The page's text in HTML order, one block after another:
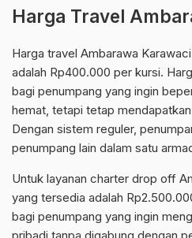
Harga Travel
Harga travel Ambarawa
adalah Rp400.000 per kursi.
bagi penumpang yang ingin
hemat, tetapi tetap
Dengan sistem reguler,
penumpang lain dalam satu
Untuk layanan charter drop off
yang tersedia adalah
bagi penumpang yang ingin